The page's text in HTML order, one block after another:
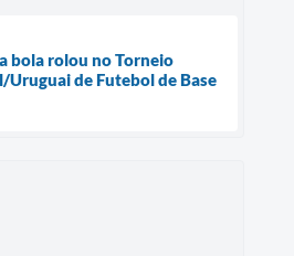
bola rolou no Torneio
de Futebol de Base